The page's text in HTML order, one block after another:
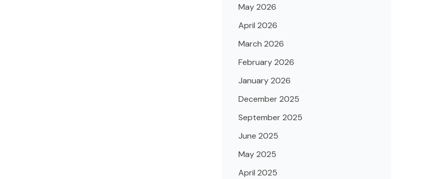
May 2026
April 2026
March 2026
February 2026
January 2026
December 2025
September 2025
June 2025
May 2025
April 2025